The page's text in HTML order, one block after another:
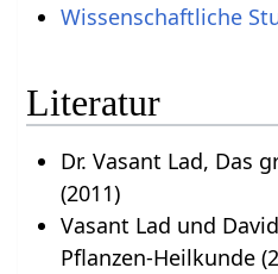
Wissenschaftliche
Literatur
Dr. Vasant Lad, Das
(2011)
Vasant Lad und
Pflanzen-Heilkunde